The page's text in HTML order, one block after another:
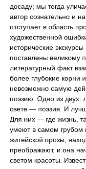
досаду; мы тогда
автор сознательно и
отступает в область
художественной
исторические
поставлены великому
литературный факт
более глубокие корни
невозможно самую
поэзию. Одно из двух:
свете — поэзия. И
Для них — где жизнь,
умеют в самом грубом
житейской прозы,
преображают, и она
светом красоты.